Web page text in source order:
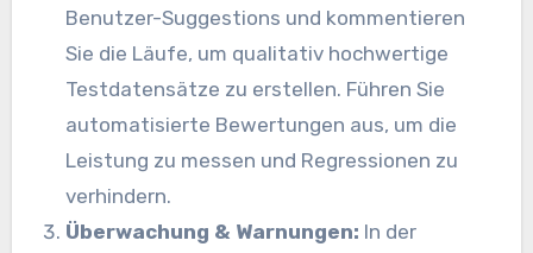
Benutzer-Suggestions und kommentieren
Sie die Läufe, um qualitativ hochwertige
Testdatensätze zu erstellen. Führen Sie
automatisierte Bewertungen aus, um die
Leistung zu messen und Regressionen zu
verhindern.
Überwachung & Warnungen: In der